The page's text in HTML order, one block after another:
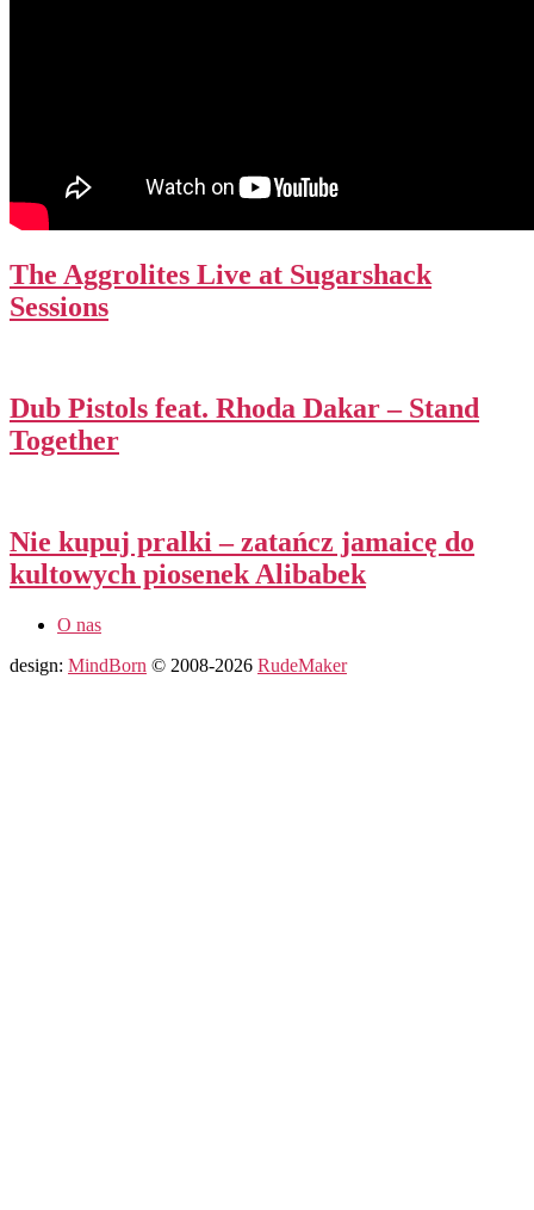
The Aggrolites Live at Sugarshack
Sessions
Dub Pistols feat. Rhoda Dakar – Stand
Together
Nie kupuj pralki – zatańcz jamaicę do
kultowych piosenek Alibabek
O nas
design: MindBorn © 2008-2026 RudeMaker